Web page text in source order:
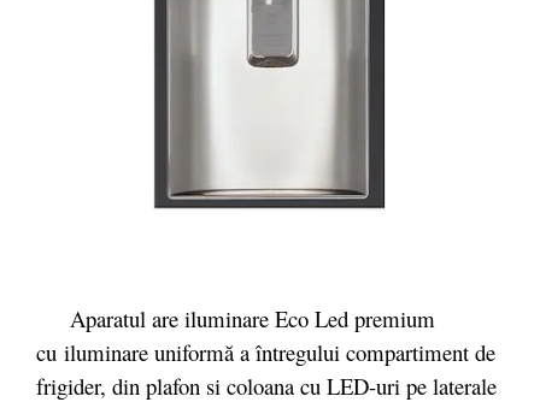
Aparatul are iluminare Eco Led premium
cu iluminare uniformă a întregului compartiment de
frigider, din plafon si coloana cu LED-uri pe laterale